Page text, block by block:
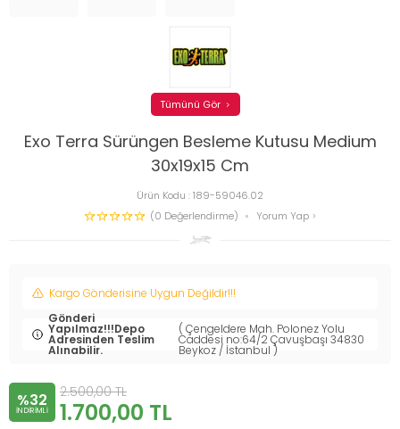
Exo Terra Sürüngen Besleme Kutusu Medium
30x19x15 Cm
Ürün Kodu :189-59046.02
(0 Değerlendirme)
Yorum Yap
Tümünü Gör
Kargo Gönderisine Uygun Değildir!!!
Gönderi
Yapılmaz!!!Depo
Adresinden Teslim
Alınabilir.
( Çengeldere Mah. Polonez Yolu
Caddesi no:64/2 Çavuşbaşı 34830
Beykoz / İstanbul )
%32
INDIRIMLI
2.500,00TL
1.700,00 TL